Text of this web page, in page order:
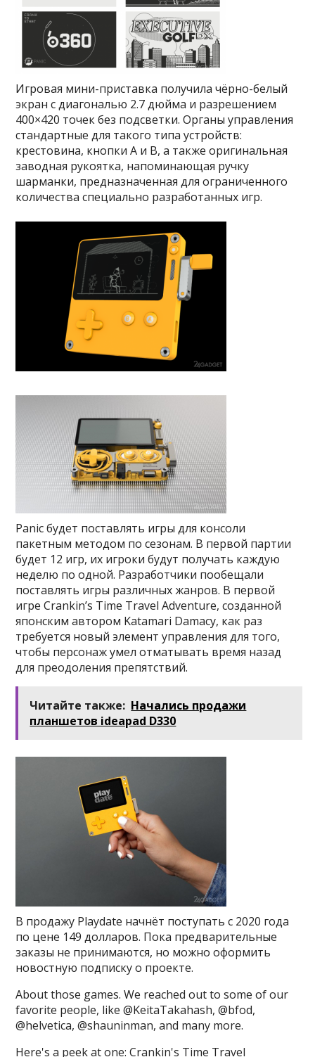
Игровая мини-приставка получила чёрно-белый
экран с диагональю 2.7 дюйма и разрешением
400×420 точек без подсветки. Органы управления
стандартные для такого типа устройств:
крестовина, кнопки А и В, а также оригинальная
заводная рукоятка, напоминающая ручку
шарманки, предназначенная для ограниченного
количества специально разработанных игр.
Panic будет поставлять игры для консоли
пакетным методом по сезонам. В первой партии
будет 12 игр, их игроки будут получать каждую
неделю по одной. Разработчики пообещали
поставлять игры различных жанров. В первой
игре Crankin’s Time Travel Adventure, созданной
японским автором Katamari Damacy, как раз
требуется новый элемент управления для того,
чтобы персонаж умел отматывать время назад
для преодоления препятствий.
Читайте также: Начались продажи
планшетов ideapad D330
В продажу Playdate начнёт поступать с 2020 года
по цене 149 долларов. Пока предварительные
заказы не принимаются, но можно оформить
новостную подписку о проекте.
About those games. We reached out to some of our
favorite people, like @KeitaTakahash, @bfod,
@helvetica, @shauninman, and many more.
Here's a peek at one: Crankin's Time Travel